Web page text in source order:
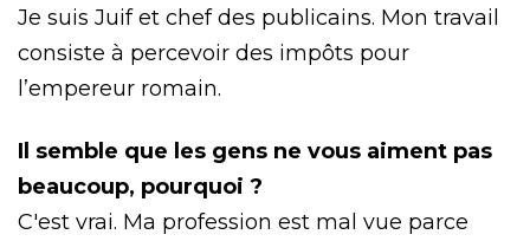
Je suis Juif et chef des publicains. Mon travail
consiste à percevoir des impôts pour
l’empereur romain.
Il semble que les gens ne vous aiment pas
beaucoup, pourquoi ?
C'est vrai. Ma profession est mal vue parce